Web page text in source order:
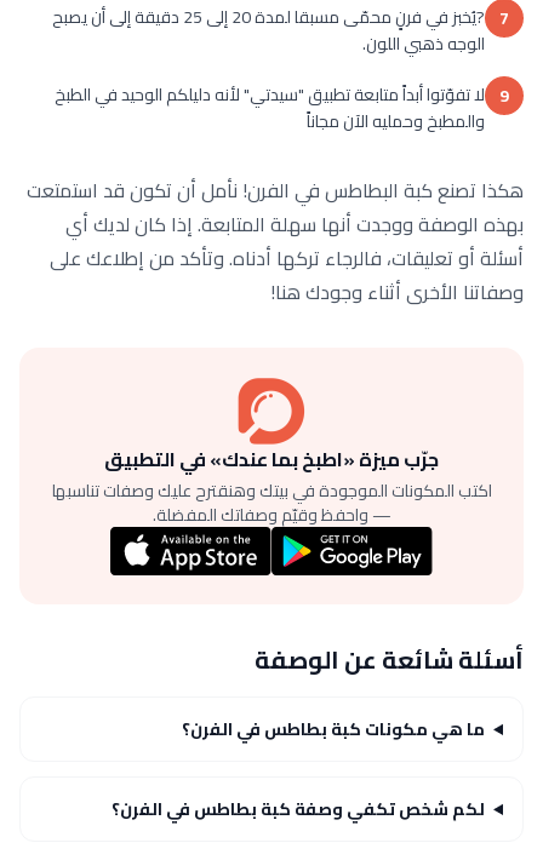
7
?يُخبز في فرنٍ محمّى مسبقا لمدة 20 إلى 25 دقيقة إلى أن يصبح
الوجه ذهبي اللون.
9 لا تفوّتوا أبداً متابعة تطبيق "سيدتي" لأنه دليلكم الوحيد في الطبخ
والمطبخ وحمليه الآن مجاناً
هكذا تصنع كبة البطاطس في الفرن! نأمل أن تكون قد استمتعت
بهذه الوصفة ووجدت أنها سهلة المتابعة. إذا كان لديك أي
أسئلة أو تعليقات، فالرجاء تركها أدناه. وتأكد من إطلاعك على
وصفاتنا الأخرى أثناء وجودك هنا!
جرّب ميزة «اطبخ بما عندك» في التطبيق
اكتب المكونات الموجودة في بيتك وهنقترح عليك وصفات تناسبها
— واحفظ وقيّم وصفاتك المفضلة.
أسئلة شائعة عن الوصفة
ما هي مكونات كبة بطاطس في الفرن؟
لكم شخص تكفي وصفة كبة بطاطس في الفرن؟